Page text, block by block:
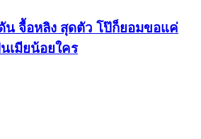
น จื้อหลิง สุดตัว โป๊ก็ยอมขอแค่
นเมียน้อยใคร